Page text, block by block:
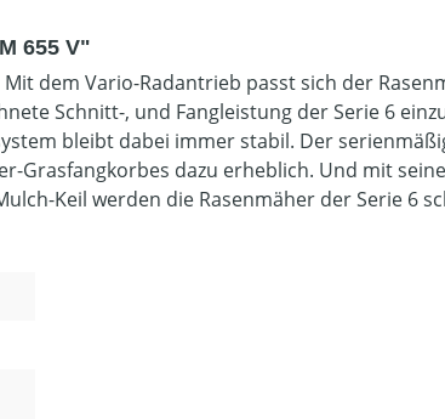
655 V"
dem Vario-Radantrieb passt sich der
Schnitt-, und Fangleistung der Serie 6
bleibt dabei immer stabil. Der
Grasfangkorbes dazu erheblich. Und mit
Keil werden die Rasenmäher der Serie 6